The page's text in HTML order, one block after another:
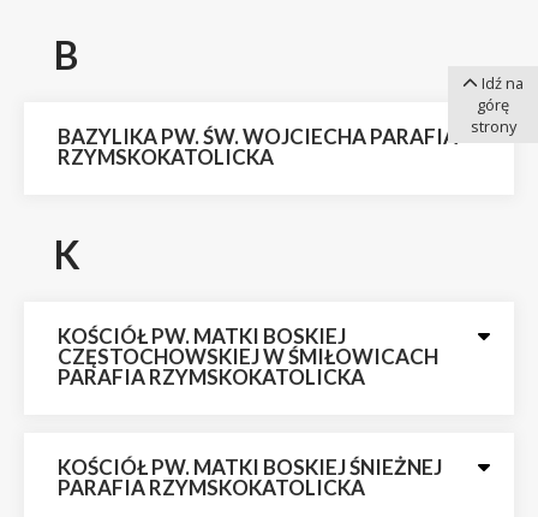
B
BAZYLIKA PW. ŚW. WOJCIECHA PARAFIA
RZYMSKOKATOLICKA
K
KOŚCIÓŁ PW. MATKI BOSKIEJ
CZĘSTOCHOWSKIEJ W ŚMIŁOWICACH
PARAFIA RZYMSKOKATOLICKA
KOŚCIÓŁ PW. MATKI BOSKIEJ ŚNIEŻNEJ
PARAFIA RZYMSKOKATOLICKA
Idź na
górę
strony